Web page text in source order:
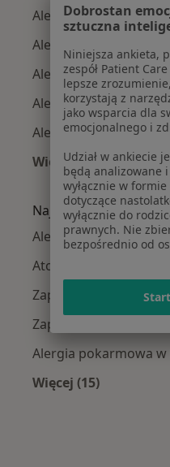
Alergolodzy w
Alergolodzy w Gdyni
Alergolodzy w Sopocie
Alergolodzy w
Alergolodzy w Rumi
Więcej (8)
Więcej w
Najczęście leczone
Alergie skórne w
Atopowe zapalenie
Zapalenie oskrzeli w
Zapalenie płuc w
Alergia pokarmowa
Więcej (15)
Dobrostan
sztuczna
Niniejsza ankieta,
zespół Patient
lepsze
korzystają z
jako wsparcia dla
emocjonalnego i
Udział w ankiecie
będą analizowane
wyłącznie w
dotyczące
wyłącznie do
prawnych. Nie
bezpośrednio od